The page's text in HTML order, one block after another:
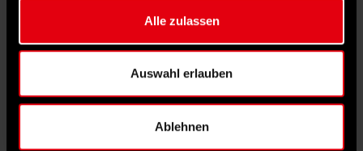
Alle zulassen
Auswahl erlauben
Ablehnen
nicht gesehen oder schlecht behandelt
auch mit diesen Menschen.
Nasser Ahmed: „Klar wollte ich ein Stück weit
provozieren mit diesem Plakat.“
Dazu gehört beispielsweise auch die